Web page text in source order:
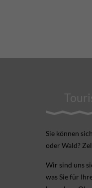
Sie können
oder Wald?
Wir sind uns
was Sie für